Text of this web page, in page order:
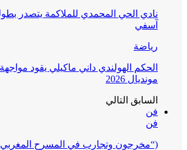
نادي الحي المحمدي للملاكمة يتصدر
آسفي
رياضة
الحكم الهولندي داني ماكيلي يقود
مونديال 2026
السابق التالي
فن
فن
(“مخرجون وتجارب في المسرح